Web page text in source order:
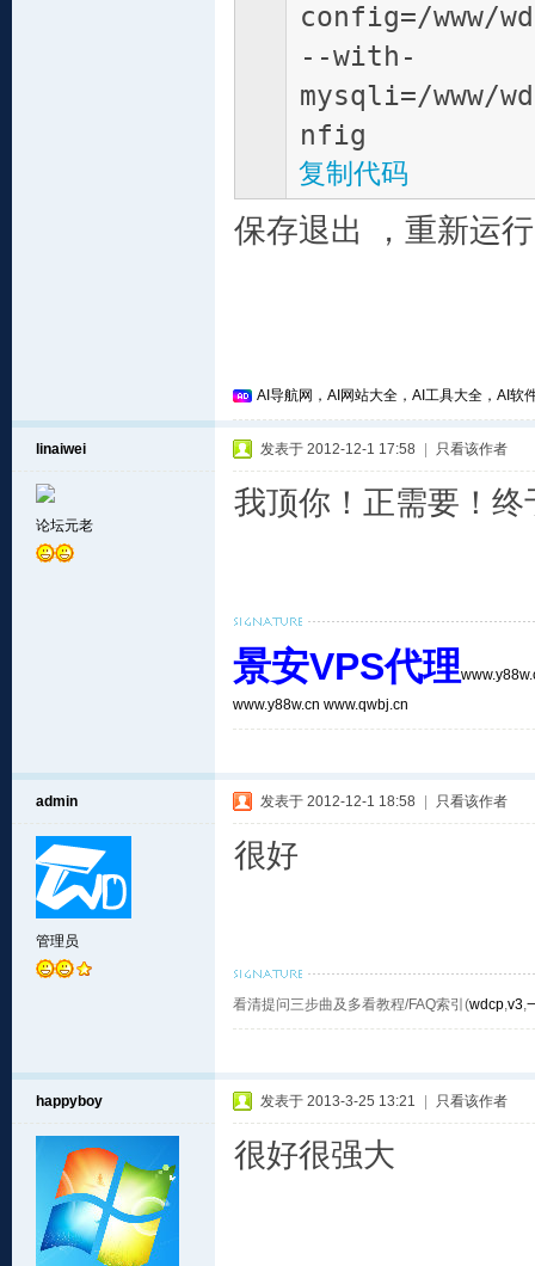
config=/www/
--with-
mysqli=/www/
nfig
复制代码
保存退出 ，重新运
AI导航网，AI网站大全，AI工具大全，AI软
linaiwei
论坛元老
发表于 2012-12-1 17:58 只看该作者
我顶你！正需要！终
景安VPS代理
www.y88w.cn www.qwbj.cn
admin
管理员
发表于 2012-12-1 18:58 只看该作者
很好
看清提问三步曲及多看教程/FAQ索引(wdcp,v3,
happyboy 发表于 2013-3-25 13:21 只看该作者
很好很强大